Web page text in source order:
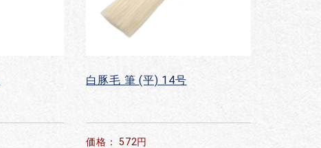
白豚毛 筆 (平) 14号
価格： 572円